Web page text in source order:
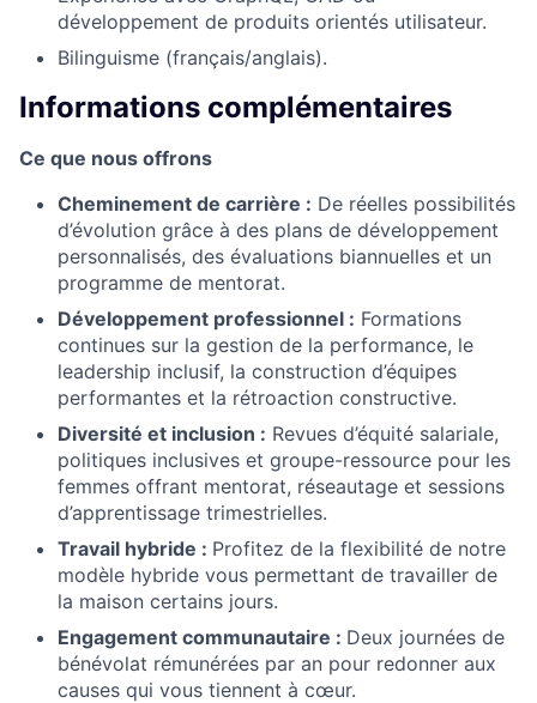
développement de produits orientés utilisateur.
Bilinguisme (français/anglais).
Informations complémentaires
Ce que nous offrons
Cheminement de carrière : De réelles possibilités
d’évolution grâce à des plans de développement
personnalisés, des évaluations biannuelles et un
programme de mentorat.
Développement professionnel : Formations
continues sur la gestion de la performance, le
leadership inclusif, la construction d’équipes
performantes et la rétroaction constructive.
Diversité et inclusion : Revues d’équité salariale,
politiques inclusives et groupe-ressource pour les
femmes offrant mentorat, réseautage et sessions
d’apprentissage trimestrielles.
Travail hybride : Profitez de la flexibilité de notre
modèle hybride vous permettant de travailler de
la maison certains jours.
Engagement communautaire : Deux journées de
bénévolat rémunérées par an pour redonner aux
causes qui vous tiennent à cœur.